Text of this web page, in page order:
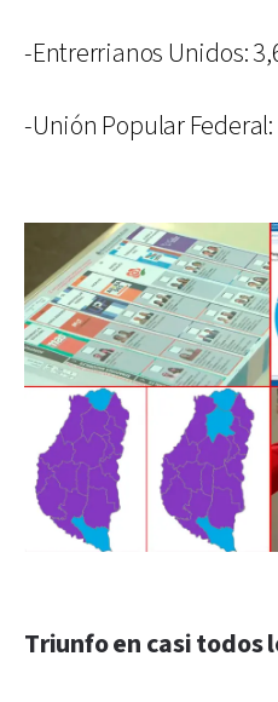
-Entrerrianos Unidos:
-Unión Popular Federal:
Triunfo en casi todos